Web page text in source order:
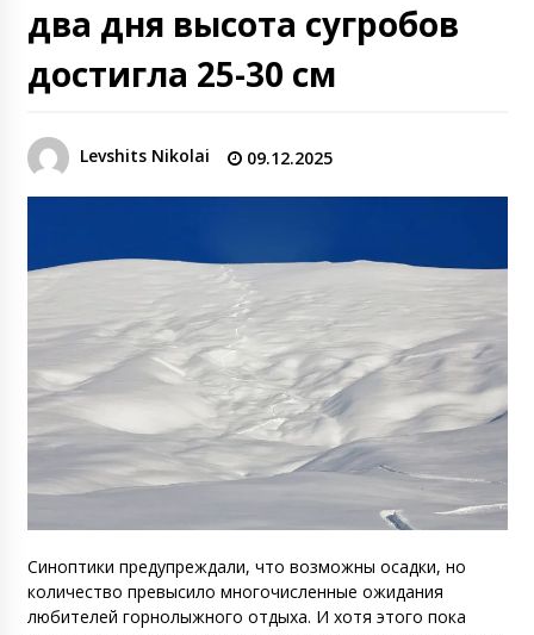
два дня высота сугробов
достигла 25-30 см
Levshits Nikolai 09.12.2025
Синоптики предупреждали, что возможны осадки, но
количество превысило многочисленные ожидания
любителей горнолыжного отдыха. И хотя этого пока